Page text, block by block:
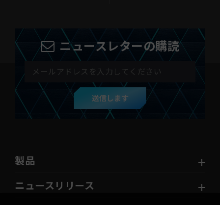
ニュースレターの購読
送信します
製品
ニュースリリース